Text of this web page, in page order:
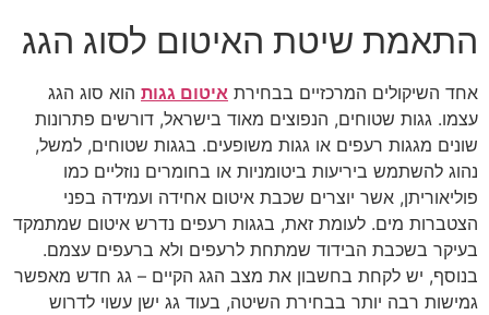
התאמת שיטת האיטום לסוג הגג
אחד השיקולים המרכזיים בבחירת איטום גגות הוא סוג הגג
עצמו. גגות שטוחים, הנפוצים מאוד בישראל, דורשים פתרונות
שונים מגגות רעפים או גגות משופעים. בגגות שטוחים, למשל,
נהוג להשתמש ביריעות ביטומניות או בחומרים נוזליים כמו
פוליאוריתן, אשר יוצרים שכבת איטום אחידה ועמידה בפני
הצטברות מים. לעומת זאת, בגגות רעפים נדרש איטום שמתמקד
בעיקר בשכבת הבידוד שמתחת לרעפים ולא ברעפים עצמם.
בנוסף, יש לקחת בחשבון את מצב הגג הקיים – גג חדש מאפשר
גמישות רבה יותר בבחירת השיטה, בעוד גג ישן עשוי לדרוש